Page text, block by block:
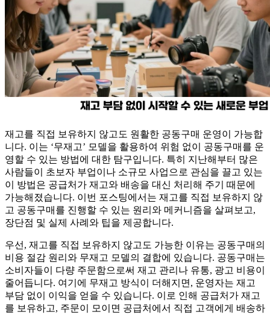
재고를 직접 보유하지 않고도 원활한 공동구매 운영이 가능합
니다. 이는 ‘무재고’ 모델을 활용하여 위험 없이 공동구매를 운
영할 수 있는 방법에 대한 탐구입니다. 특히 지난해부터 많은
사람들이 초보자 부업이나 소규모 사업으로 관심을 끌고 있는
이 방법은 공급처가 재고와 배송을 대신 처리해 주기 때문에
가능해졌습니다. 이번 포스팅에서는 재고를 직접 보유하지 않
고 공동구매를 진행할 수 있는 원리와 메커니즘을 살펴보고,
장단점 및 실제 사례와 팁을 제공합니다.
우선, 재고를 직접 보유하지 않고도 가능한 이유는 공동구매의
비용 절감 원리와 무재고 모델의 결합에 있습니다. 공동구매는
소비자들이 다량 주문함으로써 재고 관리나 유통, 광고 비용이
줄어듭니다. 여기에 무재고 방식이 더해지면, 운영자는 재고
부담 없이 이익을 얻을 수 있습니다. 이로 인해 공급처가 재고
를 보유하고, 주문이 모이면 공급처에서 직접 고객에게 배송하